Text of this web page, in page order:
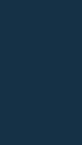
with
a high research
record. For
please